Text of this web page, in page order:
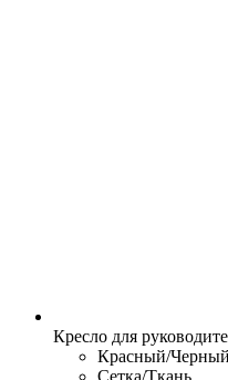
Кресло для
Красный/Черный